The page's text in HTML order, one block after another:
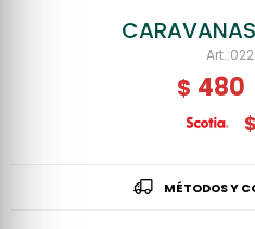
$ 480
$
MÉTODOS Y